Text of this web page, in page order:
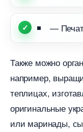
—
Также можно
например,
теплицах,
оригинальные
или маринады,